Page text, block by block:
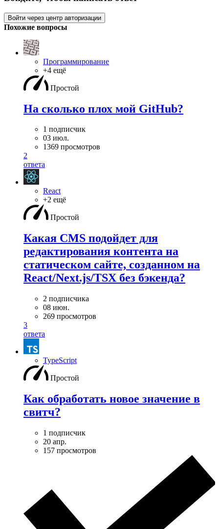
Войти через центр авторизации
Похожие вопросы
Программирование
+4 ещё
Простой
На сколько плох мой GitHub?
1 подписчик
03 июл.
1369 просмотров
2
ответа
React
+2 ещё
Простой
Какая CMS подойдет для
редактирования контента на
статическом сайте, созданном на
React/Next.js/TSX без бэкенда?
2 подписчика
08 июн.
269 просмотров
3
ответа
TypeScript
Простой
Как обработать новое значение в
свитч?
1 подписчик
20 апр.
157 просмотров